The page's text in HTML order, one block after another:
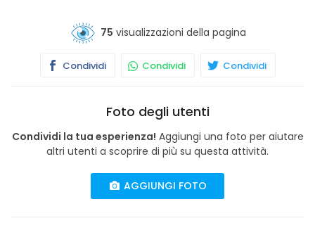
75 visualizzazioni della pagina
Condividi Condividi Condividi
Foto degli utenti
Condividi la tua esperienza! Aggiungi una foto per aiutare
altri utenti a scoprire di più su questa attività.
AGGIUNGI FOTO